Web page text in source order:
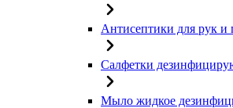
Антисептики для рук и
Салфетки
Мыло жидкое